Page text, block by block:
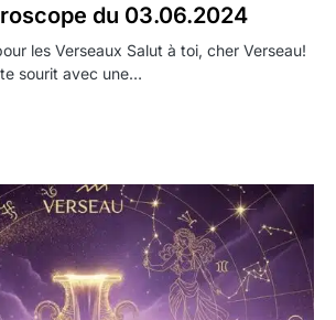
du 03.06.2024
les Verseaux Salut à toi, cher Verseau!
sourit avec une…